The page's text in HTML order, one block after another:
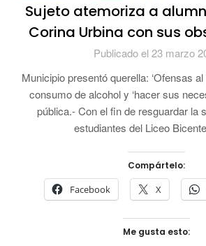
Sujeto atemoriza a
Corina Urbina con sus
Publicado el 23 marzo
Municipio presentó querella: ‘Ofensas al
consumo de alcohol y ‘hacer sus
pública.- Con el fin de resguardar la
estudiantes del Liceo
Compártelo:
Facebook X
Me gusta esto: